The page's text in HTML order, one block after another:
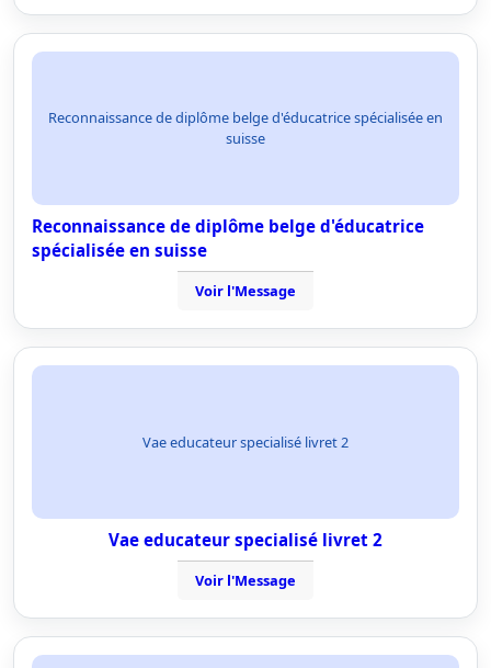
Reconnaissance de diplôme belge d'éducatrice spécialisée en
suisse
Reconnaissance de diplôme belge d'éducatrice
spécialisée en suisse
Voir l'Message
Vae educateur specialisé livret 2
Vae educateur specialisé livret 2
Voir l'Message